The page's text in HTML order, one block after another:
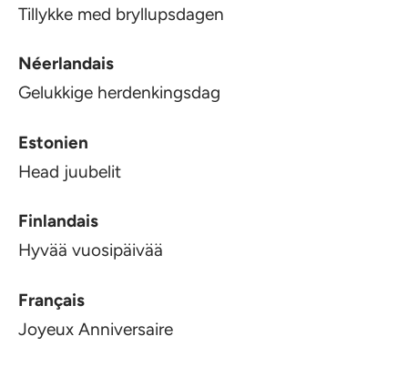
Tillykke med bryllupsdagen
Néerlandais
Gelukkige herdenkingsdag
Estonien
Head juubelit
Finlandais
Hyvää vuosipäivää
Français
Joyeux Anniversaire